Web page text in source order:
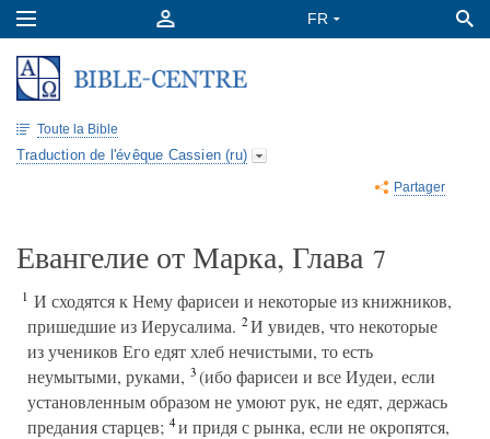
Toute la Bible
Traduction de l'évêque Cassien (ru)
Partager
Евангелие от Марка, Глава 7
1 И сходятся к Нему фарисеи и некоторые из книжников,
пришедшие из Иерусалима. 2И увидев, что некоторые
из учеников Его едят хлеб нечистыми, то есть
неумытыми, руками, 3(ибо фарисеи и все Иудеи, если
установленным образом не умоют рук, не едят, держась
предания старцев; 4и придя с рынка, если не окропятся,